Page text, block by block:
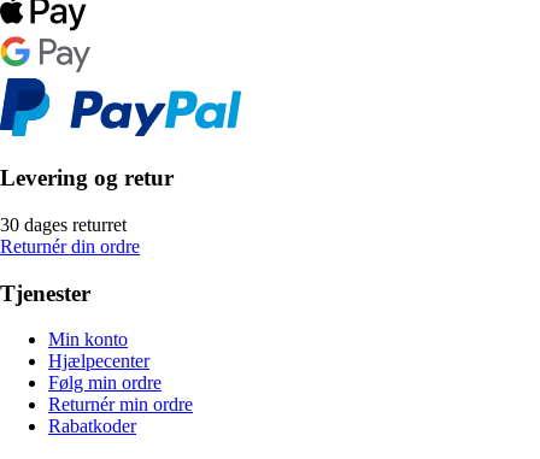
Levering og retur
30 dages returret
Returnér din ordre
Tjenester
Min konto
Hjælpecenter
Følg min ordre
Returnér min ordre
Rabatkoder